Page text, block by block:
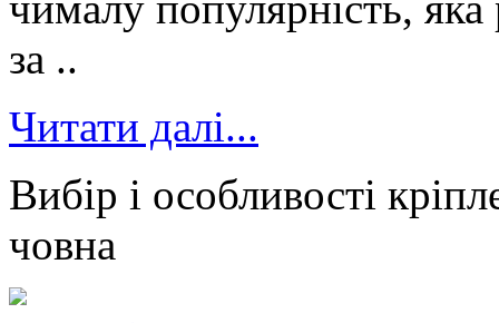
за ..
Читати далі...
Вибір і особливості
човна